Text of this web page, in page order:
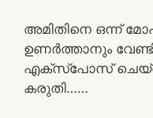
അമിതിനെ ഒന്ന്
ഉണർത്താനും
എക്സ്പോസ് ചെയ്തു
കരുതി……